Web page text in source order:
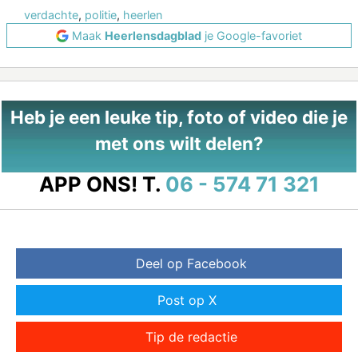
verdachte, politie, heerlen
Maak Heerlensdagblad je Google-favoriet
Heb je een leuke tip, foto of video die je
met ons wilt delen?
APP ONS! T. 06 - 574 71 321
Deel op Facebook
Post op X
Tip de redactie